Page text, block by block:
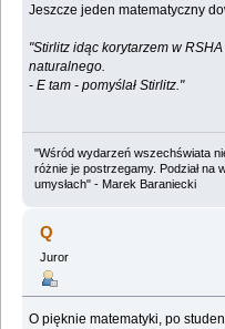
Jeszcze jeden matematyczny
"Stirlitz idąc korytarzem w
naturalnego.
- E tam - pomyślał Stirlitz."
"Wśród wydarzeń wszechświata
różnie je postrzegamy. Podział na
umysłach" - Marek Baraniecki
Q
Juror
O pięknie matematyki, po